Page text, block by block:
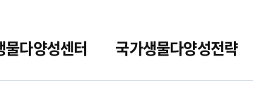
물다양성센터 국가생물다양성전략